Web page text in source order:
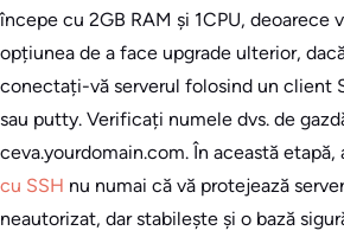
începe cu 2GB RAM și 1CPU, deoarece
opțiunea de a face upgrade ulterior,
conectați-vă serverul folosind un client
sau putty. Verificați numele dvs. de
ceva.yourdomain.com. În această etapă,
cu SSH nu numai că vă protejează
neautorizat, dar stabilește și o bază